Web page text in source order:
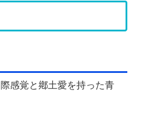
感覚と鄕土愛を持った青